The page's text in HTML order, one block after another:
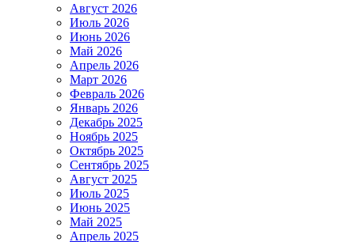
Август 2026
Июль 2026
Июнь 2026
Май 2026
Апрель 2026
Март 2026
Февраль 2026
Январь 2026
Декабрь 2025
Ноябрь 2025
Октябрь 2025
Сентябрь 2025
Август 2025
Июль 2025
Июнь 2025
Май 2025
Апрель 2025